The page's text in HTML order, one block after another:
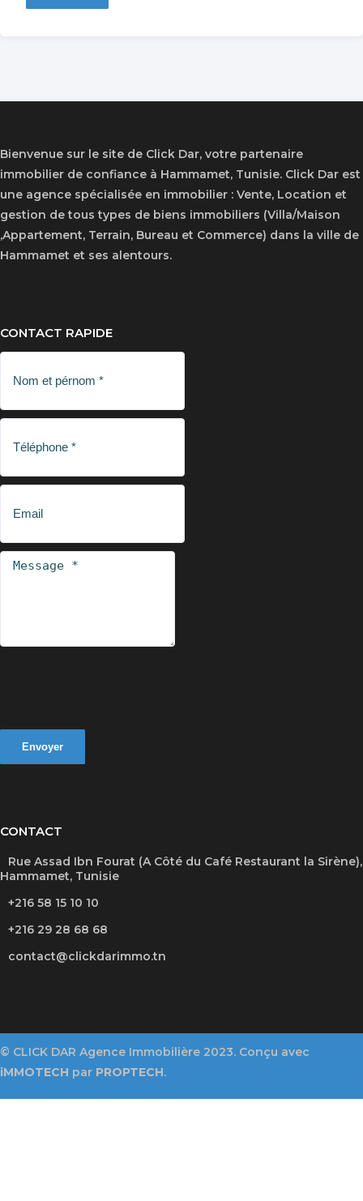
Bienvenue sur le site de Click Dar, votre partenaire
immobilier de confiance à Hammamet, Tunisie. Click Dar est
une agence spécialisée en immobilier : Vente, Location et
gestion de tous types de biens immobiliers (Villa/Maison
,Appartement, Terrain, Bureau et Commerce) dans la ville de
Hammamet et ses alentours.
CONTACT RAPIDE
Envoyer
CONTACT
Rue Assad Ibn Fourat (A Côté du Café Restaurant la Sirène),
Hammamet, Tunisie
+216 58 15 10 10
+216 29 28 68 68
contact@clickdarimmo.tn
© CLICK DAR Agence Immobilière 2023. Conçu avec
iMMOTECH par PROPTECH.